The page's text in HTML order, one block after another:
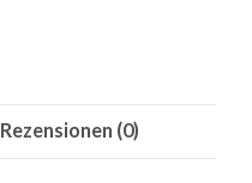
Rezensionen (0)